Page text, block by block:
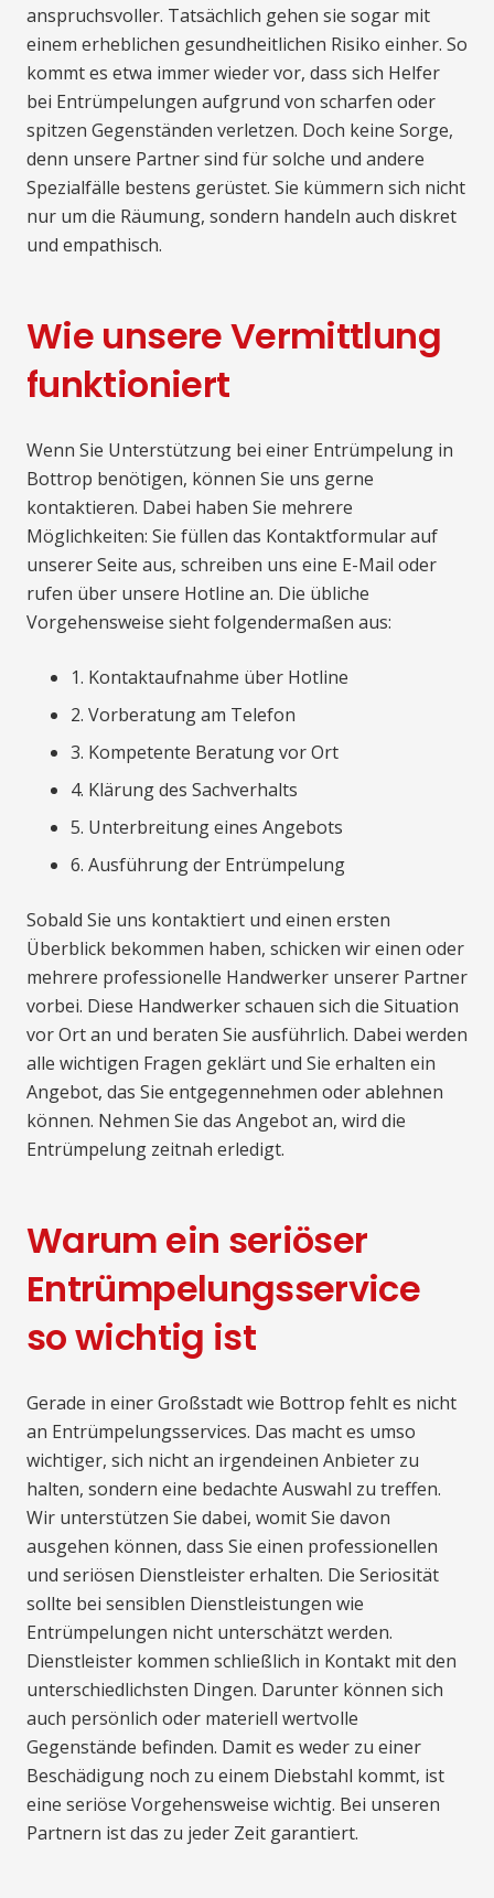
anspruchsvoller. Tatsächlich gehen sie sogar mit
einem erheblichen gesundheitlichen Risiko einher. So
kommt es etwa immer wieder vor, dass sich Helfer
bei Entrümpelungen aufgrund von scharfen oder
spitzen Gegenständen verletzen. Doch keine Sorge,
denn unsere Partner sind für solche und andere
Spezialfälle bestens gerüstet. Sie kümmern sich nicht
nur um die Räumung, sondern handeln auch diskret
und empathisch.
Wie unsere Vermittlung
funktioniert
Wenn Sie Unterstützung bei einer Entrümpelung in
Bottrop benötigen, können Sie uns gerne
kontaktieren. Dabei haben Sie mehrere
Möglichkeiten: Sie füllen das Kontaktformular auf
unserer Seite aus, schreiben uns eine E-Mail oder
rufen über unsere Hotline an. Die übliche
Vorgehensweise sieht folgendermaßen aus:
1. Kontaktaufnahme über Hotline
2. Vorberatung am Telefon
3. Kompetente Beratung vor Ort
4. Klärung des Sachverhalts
5. Unterbreitung eines Angebots
6. Ausführung der Entrümpelung
Sobald Sie uns kontaktiert und einen ersten
Überblick bekommen haben, schicken wir einen oder
mehrere professionelle Handwerker unserer Partner
vorbei. Diese Handwerker schauen sich die Situation
vor Ort an und beraten Sie ausführlich. Dabei werden
alle wichtigen Fragen geklärt und Sie erhalten ein
Angebot, das Sie entgegennehmen oder ablehnen
können. Nehmen Sie das Angebot an, wird die
Entrümpelung zeitnah erledigt.
Warum ein seriöser
Entrümpelungsservice
so wichtig ist
Gerade in einer Großstadt wie Bottrop fehlt es nicht
an Entrümpelungsservices. Das macht es umso
wichtiger, sich nicht an irgendeinen Anbieter zu
halten, sondern eine bedachte Auswahl zu treffen.
Wir unterstützen Sie dabei, womit Sie davon
ausgehen können, dass Sie einen professionellen
und seriösen Dienstleister erhalten. Die Seriosität
sollte bei sensiblen Dienstleistungen wie
Entrümpelungen nicht unterschätzt werden.
Dienstleister kommen schließlich in Kontakt mit den
unterschiedlichsten Dingen. Darunter können sich
auch persönlich oder materiell wertvolle
Gegenstände befinden. Damit es weder zu einer
Beschädigung noch zu einem Diebstahl kommt, ist
eine seriöse Vorgehensweise wichtig. Bei unseren
Partnern ist das zu jeder Zeit garantiert.